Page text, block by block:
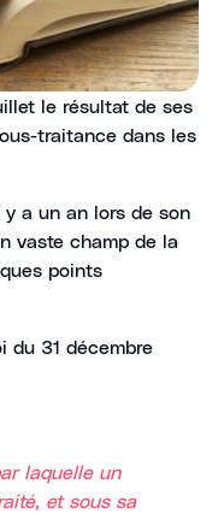
le résultat de ses
traitance dans les
a un an lors de son
vaste champ de la
points
du 31 décembre
laquelle un
et sous sa